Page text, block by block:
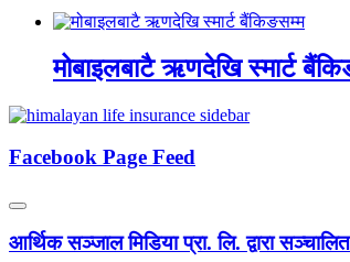
मोबाइलबाटै ऋणदेखि स्मार्ट
Facebook Page Feed
आर्थिक सञ्जाल मिडिया प्रा. लि. द्वारा सञ्चालित